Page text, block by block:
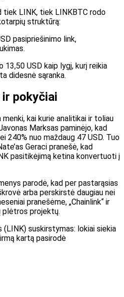
tiek LINK, tiek LINKBTC rodo
struktūrą:
pasipriešinimo link,
USD kaip lygį, kurį reikia
didesnė sąranka.
pokyčiai
kai kurie analitikai ir toliau
Marksas paminėjo, kad
240% nuo maždaug 47 USD. Tuo
Geraci pranešė, kad
pasitikėjimą ketina konvertuoti į
parodė, kad per pastarąsias
arba perskirstė daugiau nei
pranešėme, „Chainlink“ ir
plėtros projektų.
(LINK) suskirstymas: lokiai siekia
kartą pasirodė